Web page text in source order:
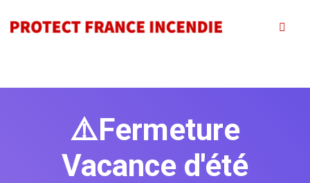
⚠️Fermeture
Vacance d'été